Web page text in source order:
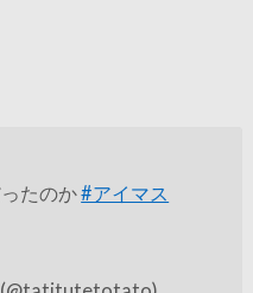
たのか#アイマス